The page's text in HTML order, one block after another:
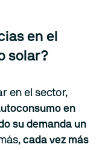
en el
solar?
en el sector,
en
su demanda un
cada vez más